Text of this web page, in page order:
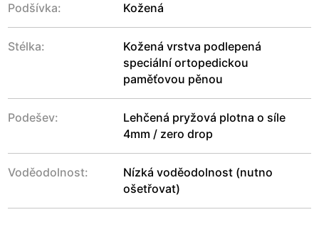
Podšívka: Kožená
Stélka:
Kožená vrstva podlepená
speciální ortopedickou
paměťovou pěnou
Podešev:
Lehčená pryžová plotna o síle
4mm / zero drop
Voděodolnost:
Nízká voděodolnost (nutno
ošetřovat)